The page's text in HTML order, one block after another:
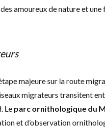
amoureux de nature et une
majeure sur la route
migrateurs transitent
Le parc ornithologique du
et d’observation